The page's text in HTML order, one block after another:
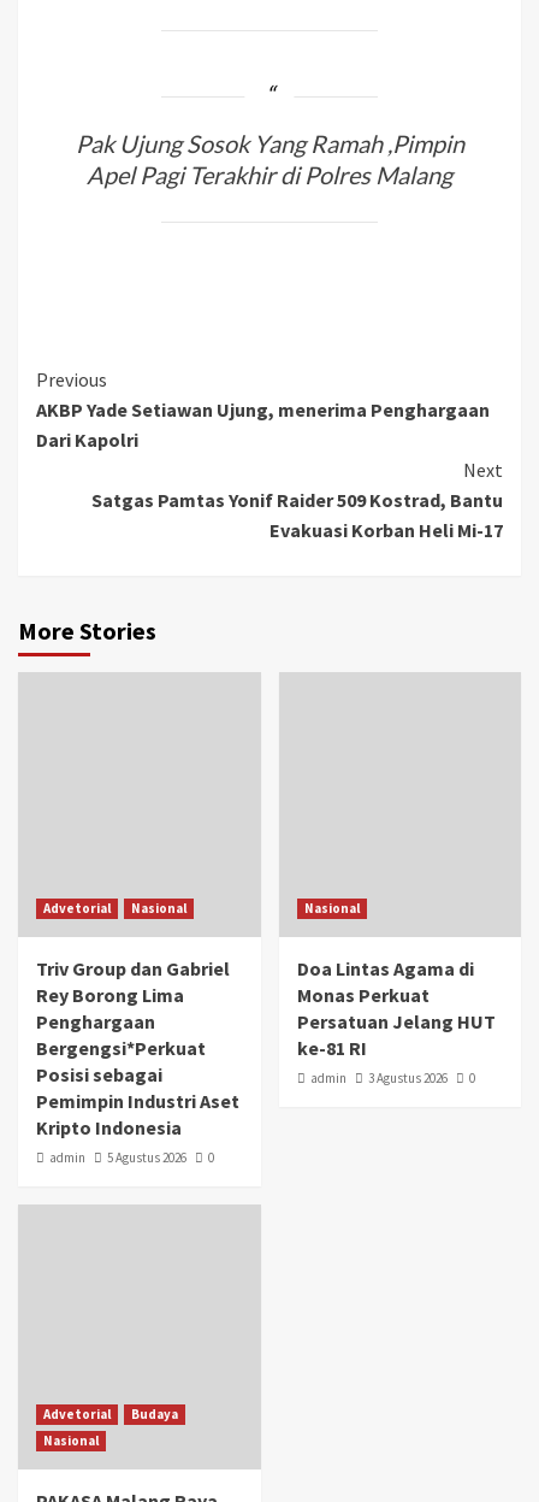
Pak Ujung Sosok Yang Ramah ,Pimpin
Apel Pagi Terakhir di Polres Malang
Previous
AKBP Yade Setiawan Ujung, menerima Penghargaan
Dari Kapolri
Next
Satgas Pamtas Yonif Raider 509 Kostrad, Bantu
Evakuasi Korban Heli Mi-17
More Stories
Advetorial Nasional
Triv Group dan Gabriel
Rey Borong Lima
Penghargaan
Bergengsi*Perkuat
Posisi sebagai
Pemimpin Industri Aset
Kripto Indonesia
admin 5 Agustus 2026 0
Nasional
Doa Lintas Agama di
Monas Perkuat
Persatuan Jelang HUT
ke-81 RI
admin 3 Agustus 2026 0
Advetorial
Budaya
Nasional